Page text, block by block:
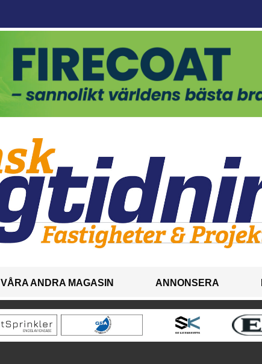
VÅRA ANDRA MAGASIN ANNONSERA